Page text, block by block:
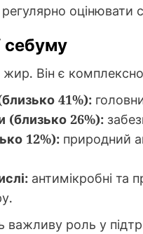
оцінювати
себуму
Він є
41%):
(близько 26%):
12%): природний
антимікробні та
важливу роль у